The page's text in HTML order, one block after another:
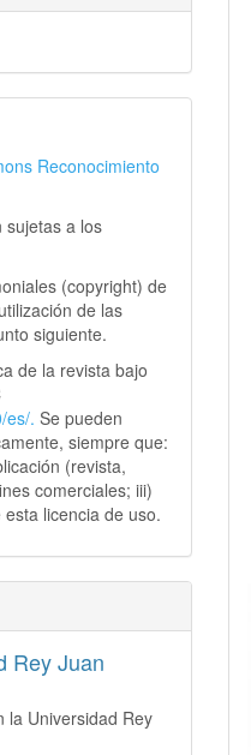
Reconocimiento
sujetas a los
(copyright) de
de las
siguiente.
de la revista bajo
es/.Se pueden
siempre que:
(revista,
comerciales; iii)
licencia de uso.
Rey Juan
la Universidad Rey